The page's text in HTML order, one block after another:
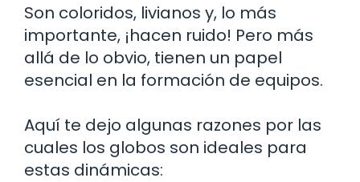
Son coloridos, livianos y, lo más
importante, ¡hacen ruido! Pero más
allá de lo obvio, tienen un papel
esencial en la formación de equipos.
Aquí te dejo algunas razones por las
cuales los globos son ideales para
estas dinámicas: